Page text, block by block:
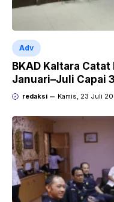
Adv
BKAD Kaltara
Januari–Juli Capai
redaksi Kamis, 23 Juli